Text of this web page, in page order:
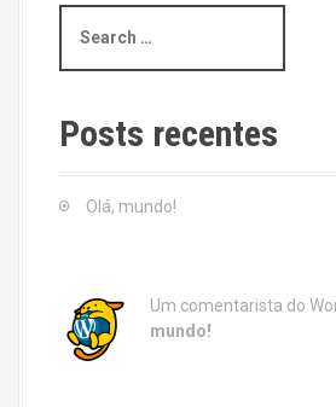
a
c
h
Posts recentes
Olá, mundo!
Um comentarista do
mundo!